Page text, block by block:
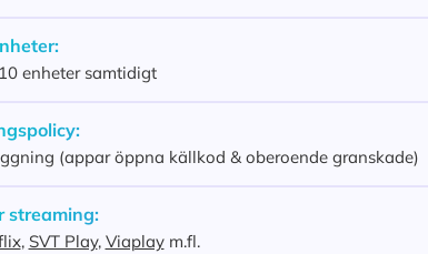
enheter samtidigt
(appar öppna källkod & oberoende granskade)
streaming:
, SVT Play, Viaplaym.fl.